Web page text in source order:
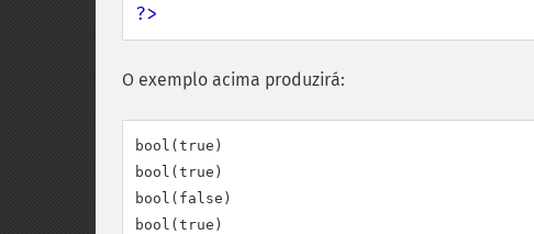
?>
O exemplo acima produzirá:
bool(true)
bool(true)
bool(false)
bool(true)